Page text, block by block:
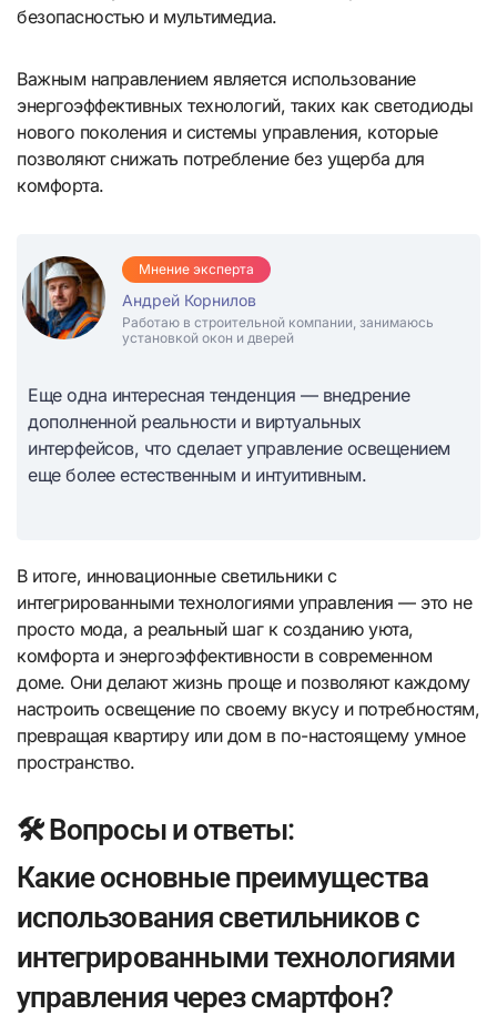
безопасностью и мультимедиа.
Важным направлением является использование
энергоэффективных технологий, таких как светодиоды
нового поколения и системы управления, которые
позволяют снижать потребление без ущерба для
комфорта.
Мнение эксперта
Андрей Корнилов
Работаю в строительной компании, занимаюсь
установкой окон и дверей
Еще одна интересная тенденция — внедрение
дополненной реальности и виртуальных
интерфейсов, что сделает управление освещением
еще более естественным и интуитивным.
В итоге, инновационные светильники с
интегрированными технологиями управления — это не
просто мода, а реальный шаг к созданию уюта,
комфорта и энергоэффективности в современном
доме. Они делают жизнь проще и позволяют каждому
настроить освещение по своему вкусу и потребностям,
превращая квартиру или дом в по-настоящему умное
пространство.
🛠️ Вопросы и ответы:
Какие основные преимущества
использования светильников с
интегрированными технологиями
управления через смартфон?